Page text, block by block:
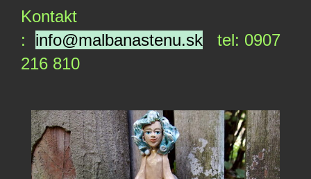
Kontakt
:
info@malbanastenu.sk
tel: 0907
216 810